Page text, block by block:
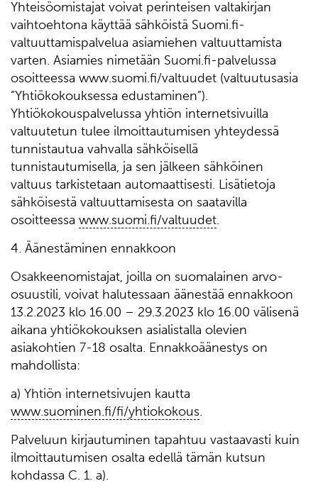
Yhteisöomistajat voivat perinteisen valtakirjan
vaihtoehtona käyttää sähköistä Suomi.fi-
valtuuttamispalvelua asiamiehen valtuuttamista
varten. Asiamies nimetään Suomi.fi-palvelussa
osoitteessa www.suomi.fi/valtuudet (valtuutusasia
”Yhtiökokouksessa edustaminen”).
Yhtiökokouspalvelussa yhtiön internetsivuilla
valtuutetun tulee ilmoittautumisen yhteydessä
tunnistautua vahvalla sähköisellä
tunnistautumisella, ja sen jälkeen sähköinen
valtuus tarkistetaan automaattisesti. Lisätietoja
sähköisestä valtuuttamisesta on saatavilla
osoitteessa www.suomi.fi/valtuudet.
4. Äänestäminen ennakkoon
Osakkeenomistajat, joilla on suomalainen arvo-
osuustili, voivat halutessaan äänestää ennakkoon
13.2.2023 klo 16.00 – 29.3.2023 klo 16.00 välisenä
aikana yhtiökokouksen asialistalla olevien
asiakohtien 7-18 osalta. Ennakkoäänestys on
mahdollista:
a) Yhtiön internetsivujen kautta
www.suominen.fi/fi/yhtiokokous.
Palveluun kirjautuminen tapahtuu vastaavasti kuin
ilmoittautumisen osalta edellä tämän kutsun
kohdassa C. 1. a).